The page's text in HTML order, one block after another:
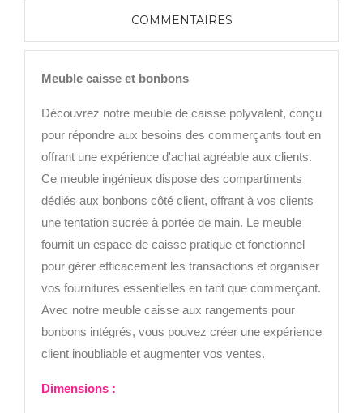
COMMENTAIRES
Meuble caisse et bonbons
Découvrez notre meuble de caisse polyvalent, conçu
pour répondre aux besoins des commerçants tout en
offrant une expérience d'achat agréable aux clients.
Ce meuble ingénieux dispose des compartiments
dédiés aux bonbons côté client, offrant à vos clients
une tentation sucrée à portée de main. Le meuble
fournit un espace de caisse pratique et fonctionnel
pour gérer efficacement les transactions et organiser
vos fournitures essentielles en tant que commerçant.
Avec notre meuble caisse aux rangements pour
bonbons intégrés, vous pouvez créer une expérience
client inoubliable et augmenter vos ventes.
Dimensions :